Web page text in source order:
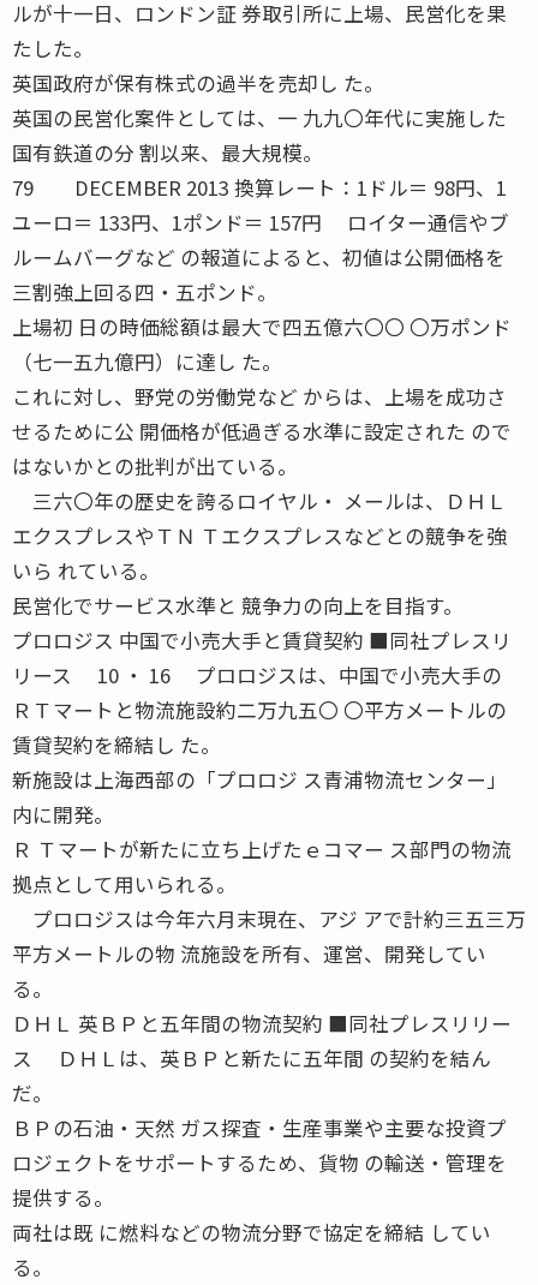
ルが十一日、ロンドン証 券取引所に上場、民営化を果
たした。
英国政府が保有株式の過半を売却し た。
英国の民営化案件としては、一 九九〇年代に実施した
国有鉄道の分 割以来、最大規模。
79 DECEMBER 2013 換算レート：1ドル＝ 98円、1
ユーロ＝ 133円、1ポンド＝ 157円 ロイター通信やブ
ルームバーグなど の報道によると、初値は公開価格を
三割強上回る四・五ポンド。
上場初 日の時価総額は最大で四五億六〇〇 〇万ポンド
（七一五九億円）に達し た。
これに対し、野党の労働党など からは、上場を成功さ
せるために公 開価格が低過ぎる水準に設定された ので
はないかとの批判が出ている。
三六〇年の歴史を誇るロイヤル・ メールは、ＤＨＬ
エクスプレスやＴＮ Ｔエクスプレスなどとの競争を強
いら れている。
民営化でサービス水準と 競争力の向上を目指す。
プロロジス 中国で小売大手と賃貸契約 ■同社プレスリ
リース 10 ・ 16 プロロジスは、中国で小売大手の
ＲＴマートと物流施設約二万九五〇 〇平方メートルの
賃貸契約を締結し た。
新施設は上海西部の「プロロジ ス青浦物流センター」
内に開発。
Ｒ Ｔマートが新たに立ち上げたｅコマー ス部門の物流
拠点として用いられる。
プロロジスは今年六月末現在、アジ アで計約三五三万
平方メートルの物 流施設を所有、運営、開発してい
る。
ＤＨＬ 英ＢＰと五年間の物流契約 ■同社プレスリリー
ス ＤＨＬは、英ＢＰと新たに五年間 の契約を結ん
だ。
ＢＰの石油・天然 ガス探査・生産事業や主要な投資プ
ロジェクトをサポートするため、貨物 の輸送・管理を
提供する。
両社は既 に燃料などの物流分野で協定を締結 してい
る。